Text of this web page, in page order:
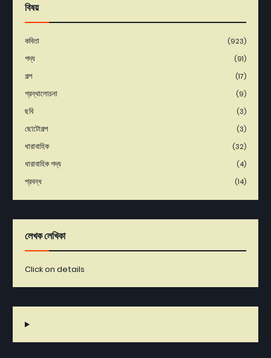
বিষয়
কবিতা (923)
গদ্য (91)
গল্প (17)
গ্রন্থালোচনা (9)
ছবি (3)
ছোটোগল্প (3)
ধারাবাহিক (32)
ধারাবাহিক গদ্য (4)
প্রবন্ধ (14)
লেখক লেখিকা
Click on details